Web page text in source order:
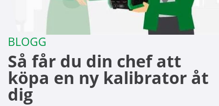
BLOGG
Så får du din chef att
köpa en ny kalibrator åt
dig